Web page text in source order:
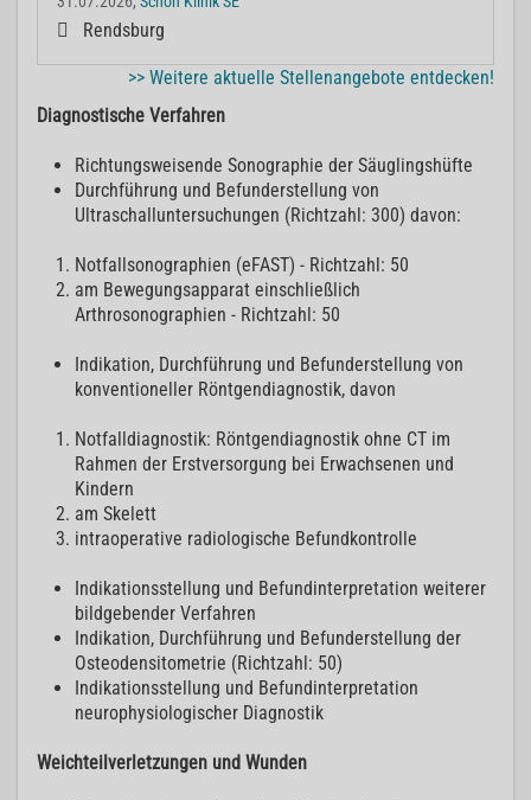
Rendsburg
>> Weitere aktuelle Stellenangebote entdecken!
Diagnostische Verfahren
Richtungsweisende Sonographie der Säuglingshüfte
Durchführung und Befunderstellung von
Ultraschalluntersuchungen (Richtzahl: 300) davon:
Notfallsonographien (eFAST) - Richtzahl: 50
am Bewegungsapparat einschließlich
Arthrosonographien - Richtzahl: 50
Indikation, Durchführung und Befunderstellung von
konventioneller Röntgendiagnostik, davon
Notfalldiagnostik: Röntgendiagnostik ohne CT im
Rahmen der Erstversorgung bei Erwachsenen und
Kindern
am Skelett
intraoperative radiologische Befundkontrolle
Indikationsstellung und Befundinterpretation weiterer
bildgebender Verfahren
Indikation, Durchführung und Befunderstellung der
Osteodensitometrie (Richtzahl: 50)
Indikationsstellung und Befundinterpretation
neurophysiologischer Diagnostik
Weichteilverletzungen und Wunden